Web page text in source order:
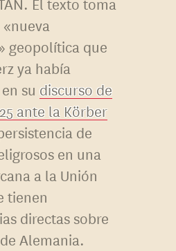
geopolítica que
ya había
sudiscurso de
ante la Körber
de
en una
a la Unión
tienen
directas sobre
Alemania.